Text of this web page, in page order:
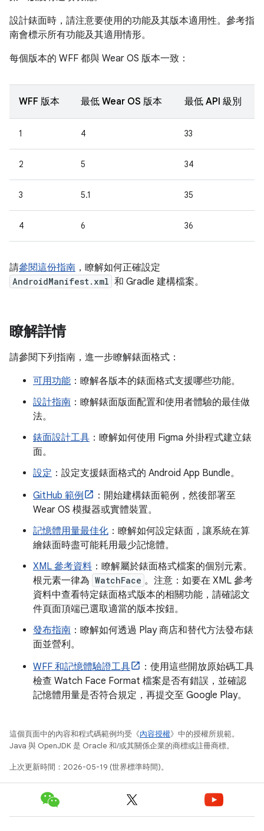
設計錶面時，請注意要使用的功能及其版本適用性。參考指
南會標示所有功能及其適用情形。
每個版本的 WFF 都與 Wear OS 版本一致：
WFF 版本 最低 Wear OS 版本 最低 API 級別
1 4 33
2 5 34
3 5.1 35
4 6 36
請參閱這份指南 ，瞭解如何正確設定
AndroidManifest.xml 和 Gradle 建構檔案。
瞭解詳情
請參閱下列指南，進一步瞭解錶面格式：
可用功能 ：瞭解各版本的錶面格式支援哪些功能。
設計指南 ：瞭解錶面版面配置和使用者體驗的最佳做
法。
錶面設計工具 ：瞭解如何使用 Figma 外掛程式建立錶
面。
設定 ：設定支援錶面格式的 Android App Bundle。
GitHub 範例
：開始建構錶面範例，然後部署至
Wear OS 模擬器或實體裝置。
記憶體用量最佳化 ：瞭解如何設定錶面，讓系統在算
繪錶面時盡可能耗用最少記憶體。
XML 參考資料 ：瞭解屬於錶面格式檔案的個別元素。
根元素一律為 WatchFace 。注意：如要在 XML 參考
資料中查看特定錶面格式版本的相關功能，請確認文
件頁面頂端已選取適當的版本按鈕。
發布指南 ：瞭解如何透過 Play 商店和替代方法發布錶
面並營利。
WFF 和記憶體驗證工具
：使用這些開放原始碼工具
檢查 Watch Face Format 檔案是否有錯誤，並確認
記憶體用量是否符合規定，再提交至 Google Play。
這個頁面中的內容和程式碼範例均受《內容授權》中的授權所規範。
Java 與 OpenJDK 是 Oracle 和/或其關係企業的商標或註冊商標。
上次更新時間：2026-05-19 (世界標準時間)。